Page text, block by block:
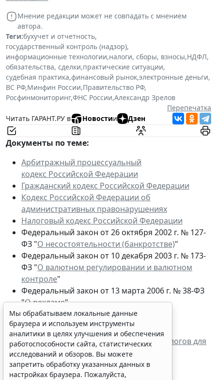
Мнение редакции может не совпадать с мнением
автора.
Теги:бухучет и отчетность,
государственный контроль (надзор),
информационные технологии,налоги, сборы, взносы,НДФЛ,
обязательства, сделки,практические ситуации,
судебная практика,финансовый рынок,электронные деньги,
ВС РФ,Минфин России,Правительство РФ,
Росфинмониторинг,ФНС России,Александр Зрелов
Перепечатка
Читать ГАРАНТ.РУ в
Новостии Дзен
Документы по теме:
Арбитражный процессуальный
кодекс Российской Федерации
Гражданский кодекс Российской Федерации
Кодекс Российской Федерации об
административных правонарушениях
Налоговый кодекс Российской Федерации
Федеральный закон от 26 октября 2002 г. № 127-
ФЗ "О несостоятельности (банкротстве)"
Федеральный закон от 10 декабря 2003 г. № 173-
ФЗ "О валютном регулировании и валютном
контроле"
Федеральный закон от 13 марта 2006 г. № 38-ФЗ
"О рекламе"
Читайте также:
Майнинг криптовалюты: гайд по уплате налогов для
предпринимателей
Мы обрабатываем локальные данные
браузера и используем инструменты
аналитики в целях улучшения и обеспечения
работоспособности сайта, статистических
исследований и обзоров. Вы можете
запретить обработку указанных данных в
настройках браузера. Пожалуйста,